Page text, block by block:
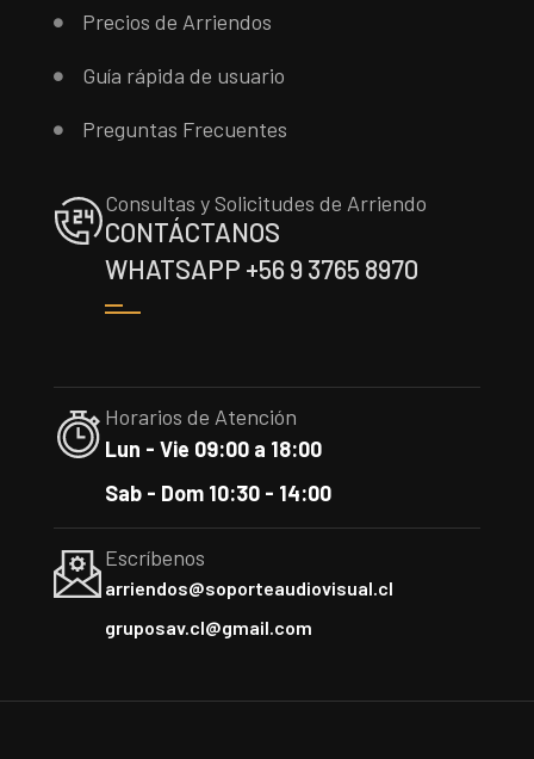
Precios de Arriendos
Guía rápida de usuario
Preguntas Frecuentes
Consultas y Solicitudes de Arriendo
CONTÁCTANOS
WHATSAPP +56 9 3765 8970
Horarios de Atención
Lun - Vie 09:00 a 18:00
Sab - Dom 10:30 - 14:00
Escríbenos
arriendos@soporteaudiovisual.cl
gruposav.cl@gmail.com